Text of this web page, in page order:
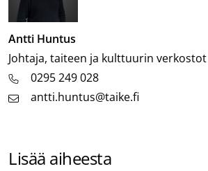
Antti Huntus
Tehtävänimike
Johtaja, taiteen ja kulttuurin verkostot
0295 249 028
antti.huntus@taike.fi
Lisää aiheesta